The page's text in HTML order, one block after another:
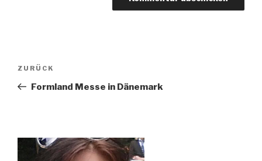
Beitragsnavigation
Vorheriger
Beitrag
ZURÜCK
Formland Messe in Dänemark